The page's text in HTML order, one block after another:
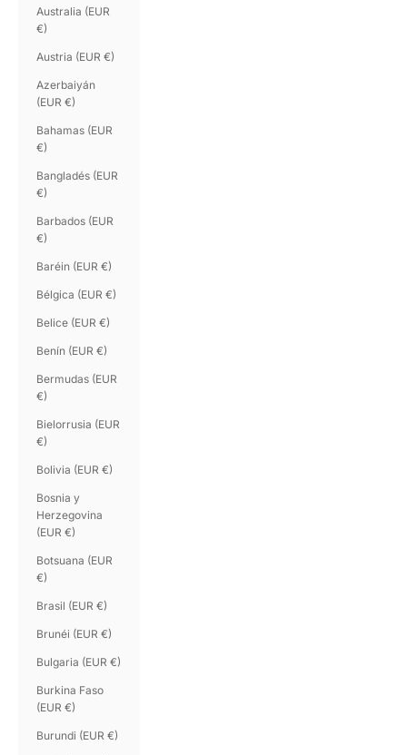
Australia (EUR
€)
Austria (EUR €)
Azerbaiyán
(EUR €)
Bahamas (EUR
€)
Bangladés (EUR
€)
Barbados (EUR
€)
Baréin (EUR €)
Bélgica (EUR €)
Belice (EUR €)
Benín (EUR €)
Bermudas (EUR
€)
Bielorrusia (EUR
€)
Bolivia (EUR €)
Bosnia y
Herzegovina
(EUR €)
Botsuana (EUR
€)
Brasil (EUR €)
Brunéi (EUR €)
Bulgaria (EUR €)
Burkina Faso
(EUR €)
Burundi (EUR €)